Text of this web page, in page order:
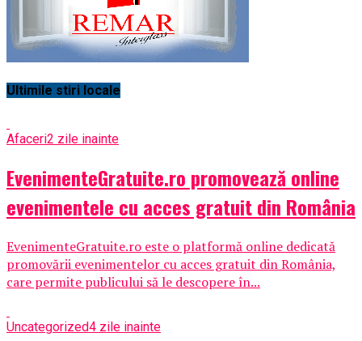
Ultimile stiri locale
Afaceri2 zile inainte
EvenimenteGratuite.ro promovează online
evenimentele cu acces gratuit din România
EvenimenteGratuite.ro este o platformă online dedicată
promovării evenimentelor cu acces gratuit din România,
care permite publicului să le descopere în...
Uncategorized4 zile inainte